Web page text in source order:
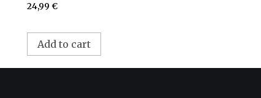
24,99 €
Add to cart